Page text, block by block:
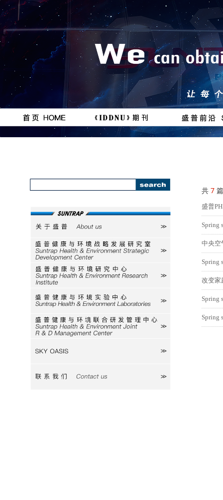
按钮
#
按钮
共 7
盛普
Spring
中央空
Spring
改变家
Spring
Spring
关于盛普
研究室
研究中心
实验中心
研发中心
联系我们
111111